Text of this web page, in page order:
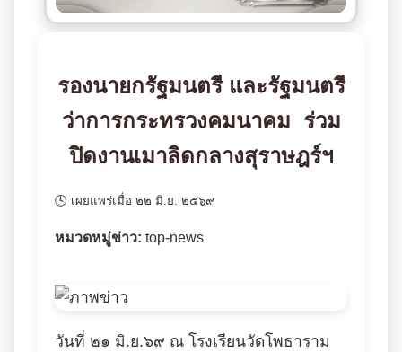
รองนายกรัฐมนตรี และรัฐมนตรี
ว่าการกระทรวงคมนาคม ร่วม
ปิดงานเมาลิดกลางสุราษฎร์ฯ
🕓 เผยแพร่เมื่อ ๒๒ มิ.ย. ๒๕๖๙
หมวดหมู่ข่าว: top-news
วันที่ ๒๑ มิ.ย.๖๙ ณ โรงเรียนวัดโพธาราม